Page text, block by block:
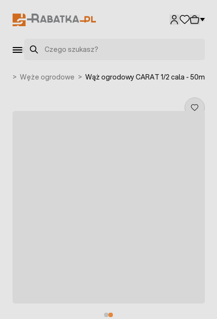
Szukaj
> Węże ogrodowe > Wąż ogrodowy CARAT 1/2 cala - 50m